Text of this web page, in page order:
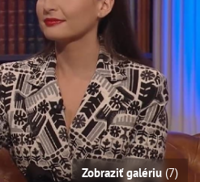
Zobraziť galériu (7)